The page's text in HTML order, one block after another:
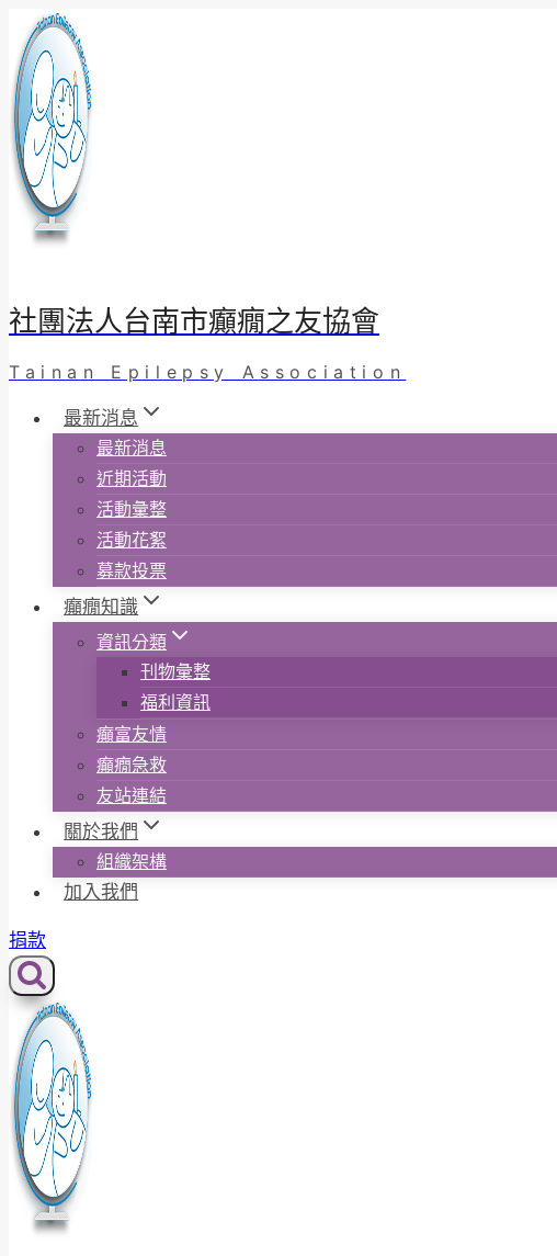
Skip
to
content
社團法人台南市癲癇之友協會
Tainan Epilepsy Association
最新消息
最新消息
近期活動
活動彙整
活動花絮
募款投票
癲癇知識
資訊分類
刊物彙整
福利資訊
癲富友情
癲癇急救
友站連結
關於我們
組織架構
加入我們
捐款